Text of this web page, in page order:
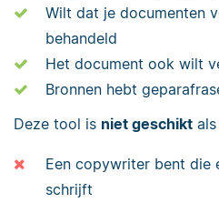
Wilt dat je documenten
behandeld
Het document ook wilt
Bronnen hebt
Deze tool is niet geschikt
Een copywriter bent die
schrijft